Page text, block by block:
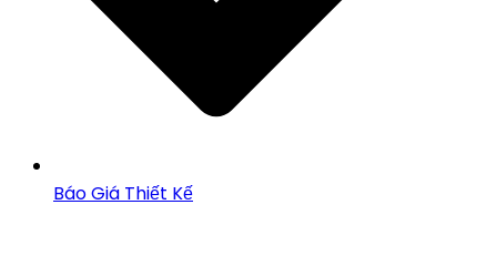
Báo Giá Thiết Kế